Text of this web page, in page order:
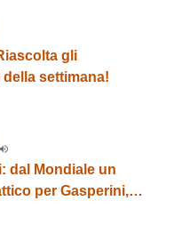
gli
settimana!
dal Mondiale un
per Gasperini,